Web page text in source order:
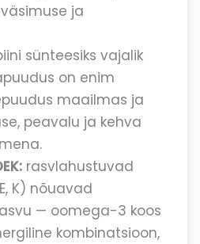
ja
sünteesiks vajalik
on enim
maailmas ja
peavalu ja kehva
rasvlahustuvad
K) nõuavad
— oomega-3 koos
kombinatsioon,